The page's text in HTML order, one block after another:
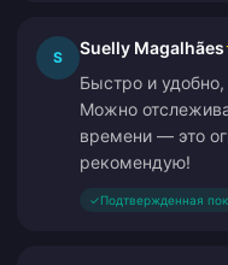
S Suelly Magalhães
Быстро и удобно,
Можно
времени — это
рекомендую!
✓Подтвержденная